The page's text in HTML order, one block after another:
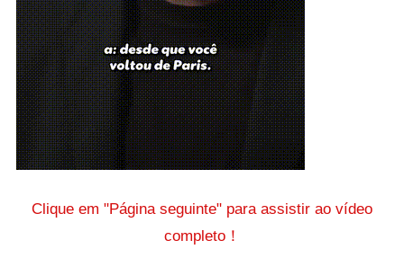
Clique em "Página seguinte" para assistir ao vídeo
completo！